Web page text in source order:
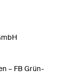
– FB Grün-